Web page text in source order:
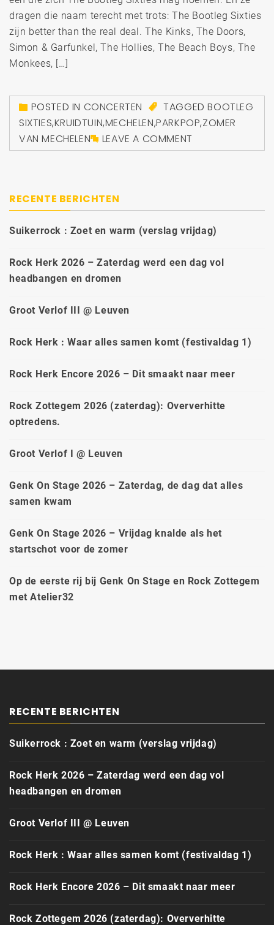
dragen die naam terecht met trots: The Bootleg Sixties
zijn better than the real deal. The Kinks, The Doors,
Simon & Garfunkel, The Hollies, The Beach Boys, The
Monkees, […]
POSTED IN CONCERTEN TAGGEDBOOTLEG
SIXTIES,KRUIDTUIN,MECHELEN,PARKPOP,ZOMER
VAN MECHELEN
LEAVE A COMMENT
RECENTE BERICHTEN
Suikerrock : Zoet en warm (verslag vrijdag)
Rock Herk 2026 – Zaterdag werd een dag vol
headbangen en dromen
Groot Verlof III @ Leuven
Rock Herk : Waar alles samen komt (festivaldag 1)
Rock Herk Encore 2026 – Dit smaakt naar meer
Rock Zottegem 2026 (zaterdag): Oververhitte
optredens.
Groot Verlof I @ Leuven
Genk On Stage 2026 – Zaterdag, de dag dat alles
samen kwam
Genk On Stage 2026 – Vrijdag knalde als het
startschot voor de zomer
Op de eerste rij bij Genk On Stage en Rock Zottegem
met Atelier32
RECENTE BERICHTEN
Suikerrock : Zoet en warm (verslag vrijdag)
Rock Herk 2026 – Zaterdag werd een dag vol
headbangen en dromen
Groot Verlof III @ Leuven
Rock Herk : Waar alles samen komt (festivaldag 1)
Rock Herk Encore 2026 – Dit smaakt naar meer
Rock Zottegem 2026 (zaterdag): Oververhitte